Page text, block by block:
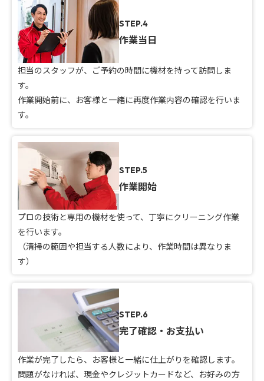
STEP.4
作業当日
担当のスタッフが、ご予約の時間に機材を持って訪問しま
す。
作業開始前に、お客様と一緒に再度作業内容の確認を行いま
す。
STEP.5
作業開始
プロの技術と専用の機材を使って、丁寧にクリーニング作業
を行います。
（清掃の範囲や担当する人数により、作業時間は異なりま
す）
STEP.6
完了確認・お支払い
作業が完了したら、お客様と一緒に仕上がりを確認します。
問題がなければ、現金やクレジットカードなど、お好みの方